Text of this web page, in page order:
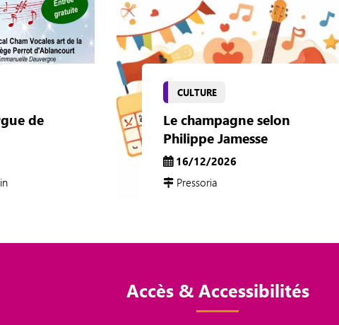
de
CULTURE
Le champagne selon
Philippe Jamesse
16/12/2026
Pressoria
Accès & Accessibilités